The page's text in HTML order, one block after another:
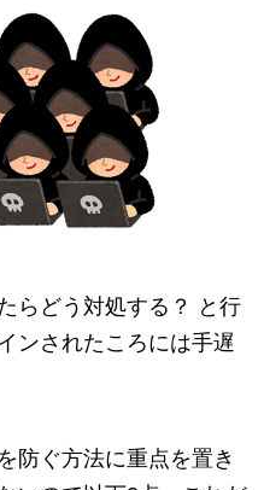
らどう対処する？ と行
ンされたころには手遅
防ぐ方法に重点を置き